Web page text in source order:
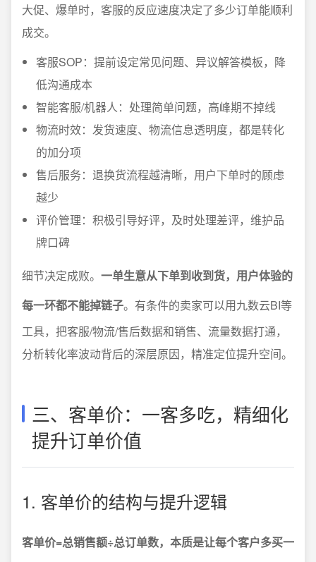
大促、爆单时，客服的反应速度决定了多少订单能顺利
成交。
客服SOP：提前设定常见问题、异议解答模板，降
低沟通成本
智能客服/机器人：处理简单问题，高峰期不掉线
物流时效：发货速度、物流信息透明度，都是转化
的加分项
售后服务：退换货流程越清晰，用户下单时的顾虑
越少
评价管理：积极引导好评，及时处理差评，维护品
牌口碑
细节决定成败。 一单生意从下单到收到货，用户体验的
每一环都不能掉链子。有条件的卖家可以用九数云BI等
工具，把客服/物流/售后数据和销售、流量数据打通，
分析转化率波动背后的深层原因，精准定位提升空间。
三、客单价：一客多吃，精细化
提升订单价值
1. 客单价的结构与提升逻辑
客单价=总销售额÷总订单数，本质是让每个客户多买一